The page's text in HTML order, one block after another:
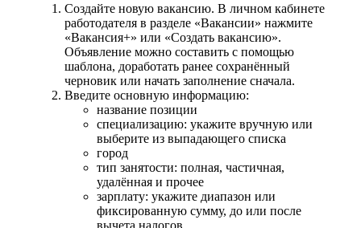
Создайте новую вакансию. В личном кабинете
работодателя в разделе «Вакансии» нажмите
«Вакансия+» или «Создать вакансию».
Объявление можно составить с помощью
шаблона, доработать ранее сохранённый
черновик или начать заполнение сначала.
Введите основную информацию:
название позиции
специализацию: укажите вручную или
выберите из выпадающего списка
город
тип занятости: полная, частичная,
удалённая и прочее
зарплату: укажите диапазон или
фиксированную сумму, до или после
вычета налогов